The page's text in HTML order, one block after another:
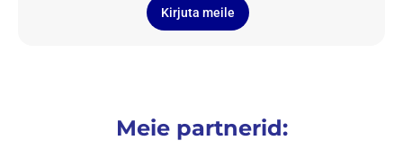
Kirjuta meile
Meie partnerid: